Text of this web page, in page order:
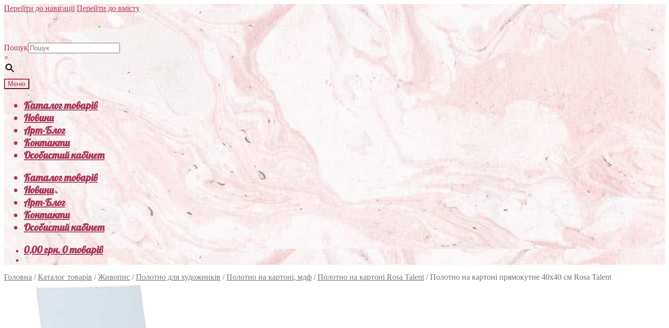
Перейти до навігації Перейти до вмісту
Пошук
×
Меню
Каталог товарів
Новини
Арт-Блог
Контакти
Особистий кабінет
Каталог товарів
Новини
Арт-Блог
Контакти
Особистий кабінет
0,00грн.0 товарів
Головна /Каталог товарів /Живопис /Полотно для художників /Полотно на картоні, мдф /Полотно на картоні Rosa Talent /Полотно на картоні прямокутне 40х40 см Rosa Talent